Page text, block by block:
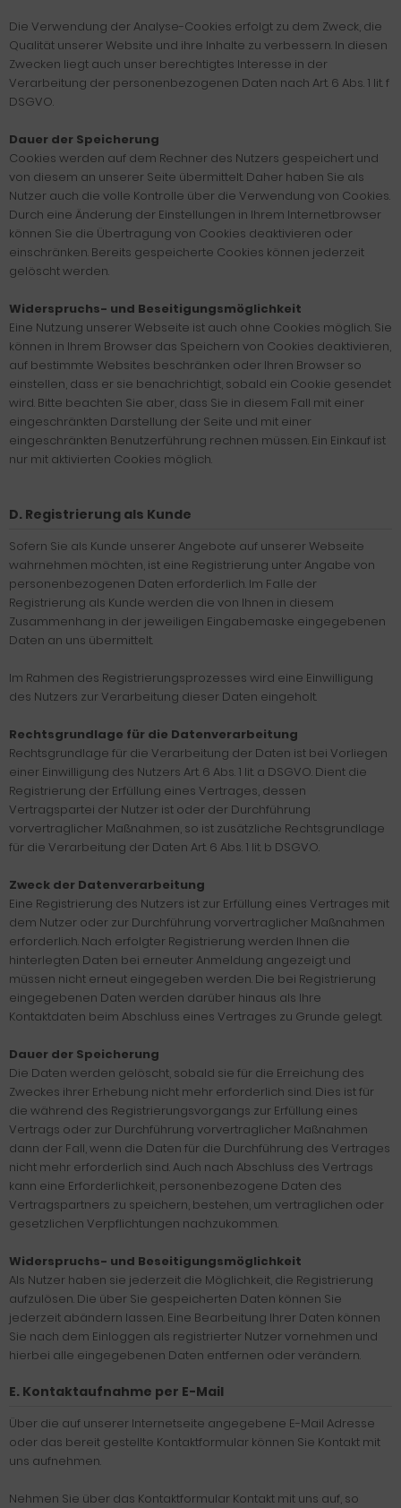
Die Verwendung der Analyse-Cookies erfolgt zu dem Zweck, die
Qualität unserer Website und ihre Inhalte zu verbessern. In diesen
Zwecken liegt auch unser berechtigtes Interesse in der
Verarbeitung der personenbezogenen Daten nach Art. 6 Abs. 1 lit. f
DSGVO.
Dauer der Speicherung
Cookies werden auf dem Rechner des Nutzers gespeichert und
von diesem an unserer Seite übermittelt. Daher haben Sie als
Nutzer auch die volle Kontrolle über die Verwendung von Cookies.
Durch eine Änderung der Einstellungen in Ihrem Internetbrowser
können Sie die Übertragung von Cookies deaktivieren oder
einschränken. Bereits gespeicherte Cookies können jederzeit
gelöscht werden.
Widerspruchs- und Beseitigungsmöglichkeit
Eine Nutzung unserer Webseite ist auch ohne Cookies möglich. Sie
können in Ihrem Browser das Speichern von Cookies deaktivieren,
auf bestimmte Websites beschränken oder Ihren Browser so
einstellen, dass er sie benachrichtigt, sobald ein Cookie gesendet
wird. Bitte beachten Sie aber, dass Sie in diesem Fall mit einer
eingeschränkten Darstellung der Seite und mit einer
eingeschränkten Benutzerführung rechnen müssen. Ein Einkauf ist
nur mit aktivierten Cookies möglich.
D. Registrierung als Kunde
Sofern Sie als Kunde unserer Angebote auf unserer Webseite
wahrnehmen möchten, ist eine Registrierung unter Angabe von
personenbezogenen Daten erforderlich. Im Falle der
Registrierung als Kunde werden die von Ihnen in diesem
Zusammenhang in der jeweiligen Eingabemaske eingegebenen
Daten an uns übermittelt.
Im Rahmen des Registrierungsprozesses wird eine Einwilligung
des Nutzers zur Verarbeitung dieser Daten eingeholt.
Rechtsgrundlage für die Datenverarbeitung
Rechtsgrundlage für die Verarbeitung der Daten ist bei Vorliegen
einer Einwilligung des Nutzers Art. 6 Abs. 1 lit. a DSGVO. Dient die
Registrierung der Erfüllung eines Vertrages, dessen
Vertragspartei der Nutzer ist oder der Durchführung
vorvertraglicher Maßnahmen, so ist zusätzliche Rechtsgrundlage
für die Verarbeitung der Daten Art. 6 Abs. 1 lit. b DSGVO.
Zweck der Datenverarbeitung
Eine Registrierung des Nutzers ist zur Erfüllung eines Vertrages mit
dem Nutzer oder zur Durchführung vorvertraglicher Maßnahmen
erforderlich. Nach erfolgter Registrierung werden Ihnen die
hinterlegten Daten bei erneuter Anmeldung angezeigt und
müssen nicht erneut eingegeben werden. Die bei Registrierung
eingegebenen Daten werden darüber hinaus als Ihre
Kontaktdaten beim Abschluss eines Vertrages zu Grunde gelegt.
Dauer der Speicherung
Die Daten werden gelöscht, sobald sie für die Erreichung des
Zweckes ihrer Erhebung nicht mehr erforderlich sind. Dies ist für
die während des Registrierungsvorgangs zur Erfüllung eines
Vertrags oder zur Durchführung vorvertraglicher Maßnahmen
dann der Fall, wenn die Daten für die Durchführung des Vertrages
nicht mehr erforderlich sind. Auch nach Abschluss des Vertrags
kann eine Erforderlichkeit, personenbezogene Daten des
Vertragspartners zu speichern, bestehen, um vertraglichen oder
gesetzlichen Verpflichtungen nachzukommen.
Widerspruchs- und Beseitigungsmöglichkeit
Als Nutzer haben sie jederzeit die Möglichkeit, die Registrierung
aufzulösen. Die über Sie gespeicherten Daten können Sie
jederzeit abändern lassen. Eine Bearbeitung Ihrer Daten können
Sie nach dem Einloggen als registrierter Nutzer vornehmen und
hierbei alle eingegebenen Daten entfernen oder verändern.
E. Kontaktaufnahme per E-Mail
Über die auf unserer Internetseite angegebene E-Mail Adresse
oder das bereit gestellte Kontaktformular können Sie Kontakt mit
uns aufnehmen.
Nehmen Sie über das Kontaktformular Kontakt mit uns auf, so